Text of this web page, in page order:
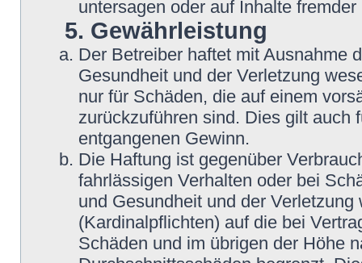
untersagen oder auf Inhalte
5. Gewährleistung
Der Betreiber haftet mit Ausnahme
Gesundheit und der Verletzung
nur für Schäden, die auf einem
zurückzuführen sind. Dies gilt auch
entgangenen Gewinn.
Die Haftung ist gegenüber
fahrlässigen Verhalten oder bei
und Gesundheit und der
(Kardinalpflichten) auf die bei
Schäden und im übrigen der Höhe